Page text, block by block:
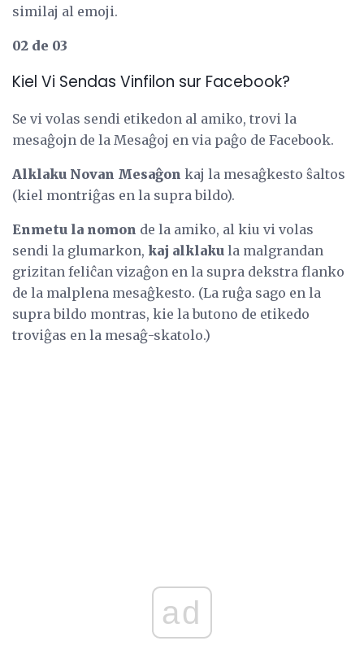
similaj al emoji.
02 de 03
Kiel Vi Sendas Vinfilon sur Facebook?
Se vi volas sendi etikedon al amiko, trovi la
mesaĝojn de la Mesaĝoj en via paĝo de Facebook.
Alklaku Novan Mesaĝon kaj la mesaĝkesto ŝaltos
(kiel montriĝas en la supra bildo).
Enmetu la nomon de la amiko, al kiu vi volas
sendi la glumarkon, kaj alklaku la malgrandan
grizitan feliĉan vizaĝon en la supra dekstra flanko
de la malplena mesaĝkesto. (La ruĝa sago en la
supra bildo montras, kie la butono de etikedo
troviĝas en la mesaĝ-skatolo.)
ad